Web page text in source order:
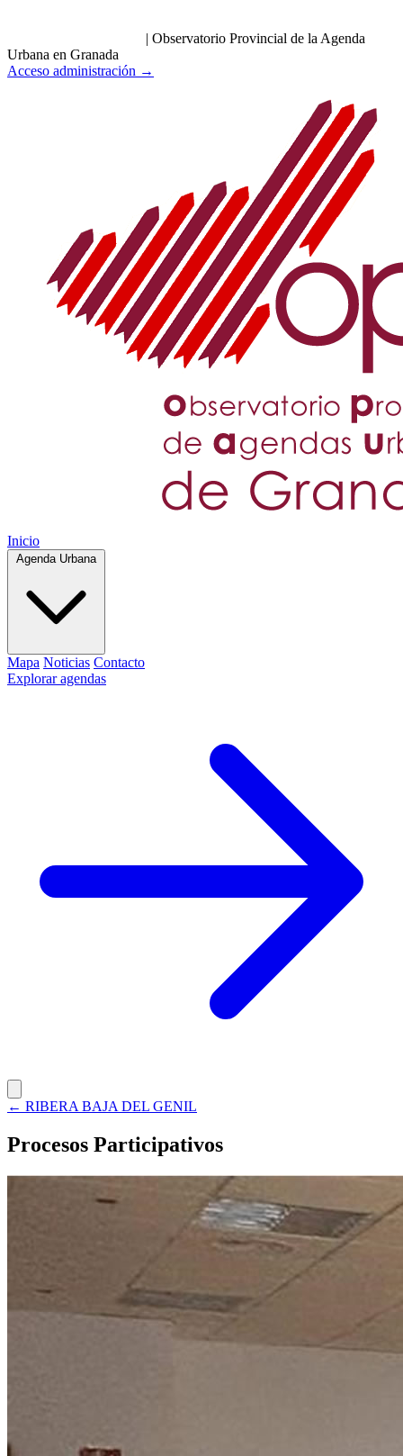
| Observatorio Provincial de la Agenda
Urbana en Granada
Acceso administración →
Inicio
Agenda Urbana
Mapa Noticias Contacto
Explorar agendas
← RIBERA BAJA DEL GENIL
Procesos Participativos